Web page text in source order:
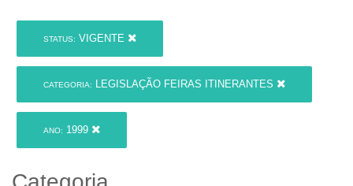
STATUS: VIGENTE
CATEGORIA: LEGISLAÇÃO FEIRAS ITINERANTES
ANO: 1999